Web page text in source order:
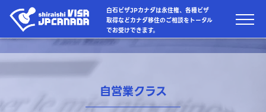
白石ビザJPカナダは永住権、各種ビザ
取得などカナダ移住のご相談をトータル
でお受けできます。
自営業クラス